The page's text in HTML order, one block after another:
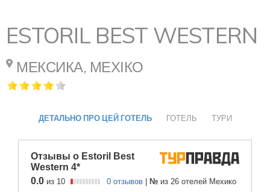
ESTORIL BEST WESTERN
МЕКСИКА, МЕХІКО
ДЕТАЛЬНО ПРО ЦЕЙ ГОТЕЛЬ ГОТЕЛЬ ТУРИ